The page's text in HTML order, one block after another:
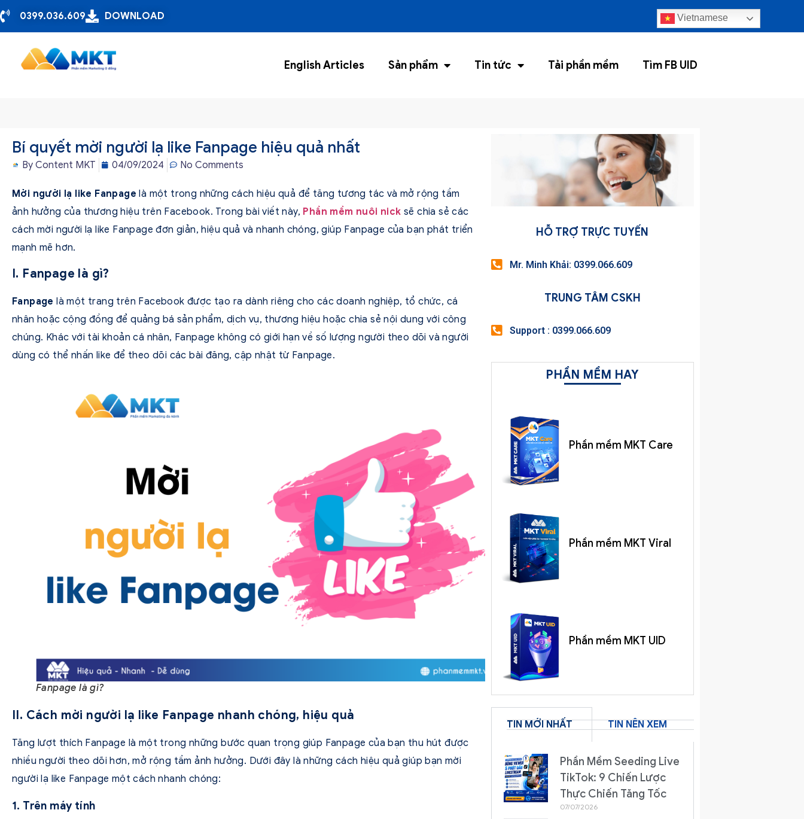
0399.036.609 DOWNLOAD Vietnamese
English Articles Sản phẩm Tin tức Tải phần mềm Tìm FB UID
Bí quyết mời người lạ like Fanpage hiệu quả nhất
By Content MKT 04/09/2024 No Comments
Mời người lạ like Fanpage là một trong những cách hiệu quả để tăng tương tác và mở rộng tầm
ảnh hưởng của thương hiệu trên Facebook. Trong bài viết này, Phần mềm nuôi nick sẽ chia sẻ các
cách mời người lạ like Fanpage đơn giản, hiệu quả và nhanh chóng, giúp Fanpage của bạn phát triển
mạnh mẽ hơn.
I. Fanpage là gì?
Fanpage là một trang trên Facebook được tạo ra dành riêng cho các doanh nghiệp, tổ chức, cá
nhân hoặc cộng đồng để quảng bá sản phẩm, dịch vụ, thương hiệu hoặc chia sẻ nội dung với công
chúng. Khác với tài khoản cá nhân, Fanpage không có giới hạn về số lượng người theo dõi và người
dùng có thể nhấn like để theo dõi các bài đăng, cập nhật từ Fanpage.
Fanpage là gì?
II. Cách mời người lạ like Fanpage nhanh chóng, hiệu quả
Tăng lượt thích Fanpage là một trong những bước quan trọng giúp Fanpage của bạn thu hút được
nhiều người theo dõi hơn, mở rộng tầm ảnh hưởng. Dưới đây là những cách hiệu quả giúp bạn mời
người lạ like Fanpage một cách nhanh chóng:
1. Trên máy tính
HỖ TRỢ TRỰC TUYẾN
Mr. Minh Khải: 0399.066.609
TRUNG TÂM CSKH
Support : 0399.066.609
PHẦN MỀM HAY
Phần mềm MKT Care
Phần mềm MKT Viral
Phần mềm MKT UID
TIN MỚI NHẤT TIN NÊN XEM
Phần Mềm Seeding Live
TikTok: 9 Chiến Lược
Thực Chiến Tăng Tốc
07/07/2026